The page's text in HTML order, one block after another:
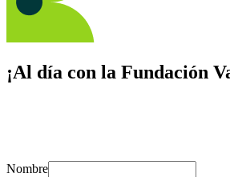
¡Al día con la Fundación
Nombre